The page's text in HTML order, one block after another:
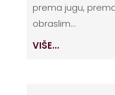
prema jugu,
obraslim...
VIŠE...